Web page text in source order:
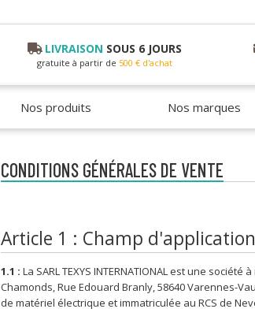
LIVRAISON SOUS 6 JOURS
gratuite à partir de 500 € d'achat
Nos produits Nos marques
CONDITIONS GÉNÉRALES DE VENTE
Article 1 : Champ
1.1 : La SARL TEXYS INTERNATIONAL est une
Chamonds, Rue Edouard Branly, 58640 Varennes-
de matériel électrique et immatriculée au RCS de